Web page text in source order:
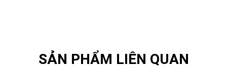
SẢN PHẨM LIÊN QUAN